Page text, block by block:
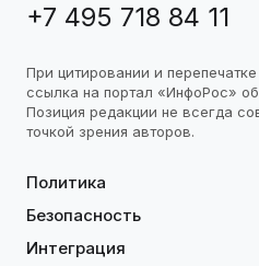
+7 495 718 84 11
При цитировании и
ссылка на портал «ИнфоРос»
Позиция редакции не всегда
точкой зрения авторов.
Политика
Безопасность
Интеграция